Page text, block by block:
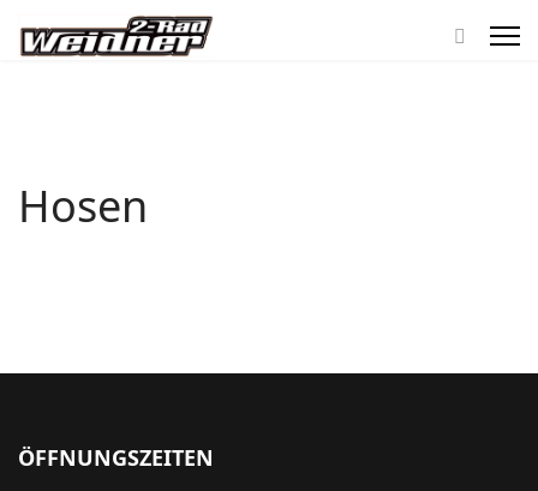
Hosen
ÖFFNUNGSZEITEN